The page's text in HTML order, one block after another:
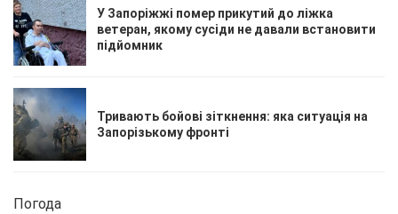
У Запоріжжі помер прикутий до ліжка
ветеран, якому сусіди не давали встановити
підйомник
Тривають бойові зіткнення: яка ситуація на
Запорізькому фронті
Погода